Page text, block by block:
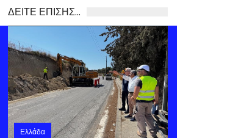
ΔΕΙΤΕ ΕΠΙΣΗΣ...
Ελλάδα